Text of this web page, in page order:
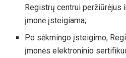
Registrų centrui peržiūrėjus
įmonė įsteigiama;
Po sėkmingo įsteigimo,
įmonės elektroninio